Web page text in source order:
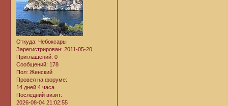
Откуда: Чебоксары
Зарегистрирован: 2011-05-20
Приглашений: 0
Сообщений: 178
Пол: Женский
Провел на форуме:
14 дней 4 часа
Последний визит:
2026-08-04 21:02:55